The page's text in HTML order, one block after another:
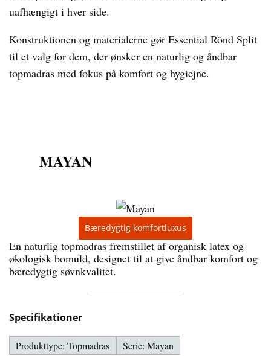
uafhængigt i hver side.
Konstruktionen og materialerne gør Essential Rönd Split
til et valg for dem, der ønsker en naturlig og åndbar
topmadras med fokus på komfort og hygiejne.
Bæredygtig komfortluxus
MAYAN
En naturlig topmadras fremstillet af organisk latex og
økologisk bomuld, designet til at give åndbar komfort og
bæredygtig søvnkvalitet.
Specifikationer
Produkttype: Topmadras Serie: Mayan